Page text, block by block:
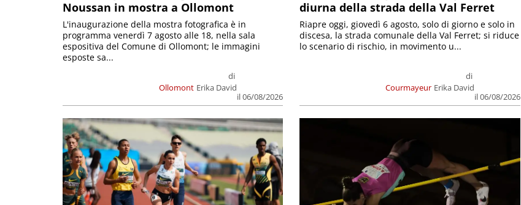
Noussan in mostra a Ollomont
Ollomont
di
Erika David
il 06/08/2026
L'inaugurazione della mostra fotografica è in
programma venerdì 7 agosto alle 18, nella sala
espositiva del Comune di Ollomont; le immagini
esposte sa...
diurna della strada della Val Ferret
Courmayeur
di
Erika David
il 06/08/2026
Riapre oggi, giovedì 6 agosto, solo di giorno e solo in
discesa, la strada comunale della Val Ferret; si riduce
lo scenario di rischio, in movimento u...